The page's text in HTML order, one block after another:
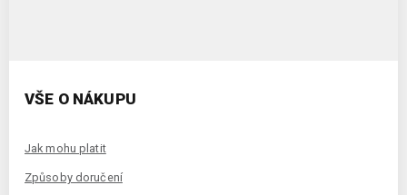
VŠE O NÁKUPU
Jak mohu platit
Způsoby doručení